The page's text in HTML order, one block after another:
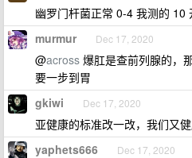
幽罗门杆菌正常 0-4 我测的 10
murmur Dec 17, 2020
@across 爆肛是查前列腺的，
要一步到胃
gkiwi Dec 17, 2020
亚健康的标准改一改，我们又健
yaphets666 Dec 17, 2020